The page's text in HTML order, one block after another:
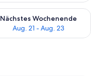
Wochenende, Aug. 14
Nächstes Wochenende
Aug. 21 - Aug. 23
die Verfügbarkeit